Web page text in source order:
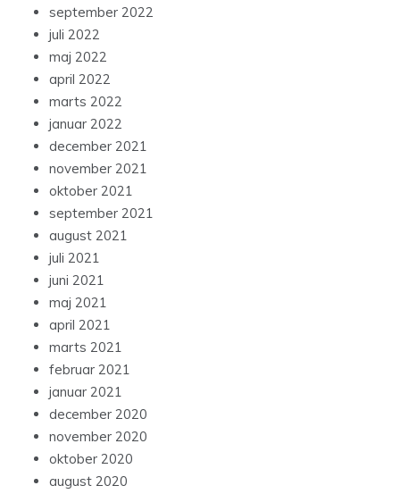
september 2022
juli 2022
maj 2022
april 2022
marts 2022
januar 2022
december 2021
november 2021
oktober 2021
september 2021
august 2021
juli 2021
juni 2021
maj 2021
april 2021
marts 2021
februar 2021
januar 2021
december 2020
november 2020
oktober 2020
august 2020